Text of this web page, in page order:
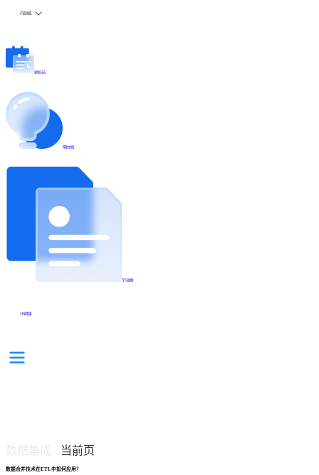
产品动态
更新日志
帮助文档
学习视频
分享集锦
当前页
数据合并技术在ETL中如何应用？